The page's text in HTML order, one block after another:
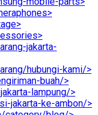
jakarta-
hubungi-kami/>
buah/>
lampung/>
jakarta-ke-ambon/>